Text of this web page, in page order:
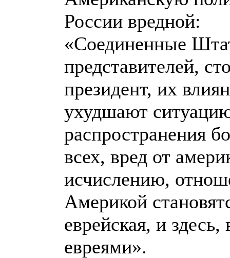
России вредной:
«Соединенные
представителей,
президент, их
ухудшают
распространения
всех, вред от
исчислению,
Америкой
еврейская, и
евреями».